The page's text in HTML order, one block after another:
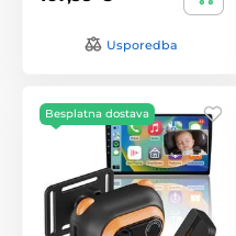
Usporedba
Besplatna dostava